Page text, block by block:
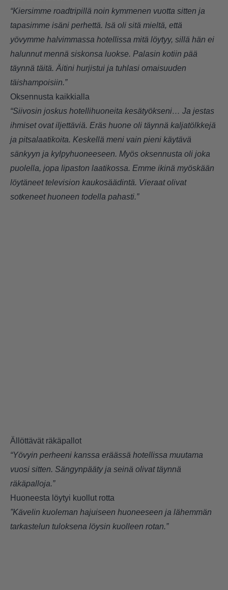
“Kiersimme roadtripillä noin kymmenen vuotta sitten ja
tapasimme isäni perhettä. Isä oli sitä mieltä, että
yövymme halvimmassa hotellissa mitä löytyy, sillä hän ei
halunnut mennä siskonsa luokse. Palasin kotiin pää
täynnä täitä. Äitini hurjistui ja tuhlasi omaisuuden
täishampoisiin.”
Oksennusta kaikkialla
“Siivosin joskus hotellihuoneita kesätyökseni… Ja jestas
ihmiset ovat iljettäviä. Eräs huone oli täynnä kaljatölkkejä
ja pitsalaatikoita. Keskellä meni vain pieni käytävä
sänkyyn ja kylpyhuoneeseen. Myös oksennusta oli joka
puolella, jopa lipaston laatikossa. Emme ikinä myöskään
löytäneet television kaukosäädintä. Vieraat olivat
sotkeneet huoneen todella pahasti.”
Ällöttävät räkäpallot
“Yövyin perheeni kanssa eräässä hotellissa muutama
vuosi sitten. Sängynpääty ja seinä olivat täynnä
räkäpalloja.”
Huoneesta löytyi kuollut rotta
”Kävelin kuoleman hajuiseen huoneeseen ja lähemmän
tarkastelun tuloksena löysin kuolleen rotan.”